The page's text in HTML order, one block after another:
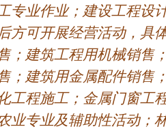
专业作业；建设工程设
方可开展经营活动，具
；建筑工程用机械销售
；建筑用金属配件销售
工程施工；金属门窗工
业专业及辅助性活动；